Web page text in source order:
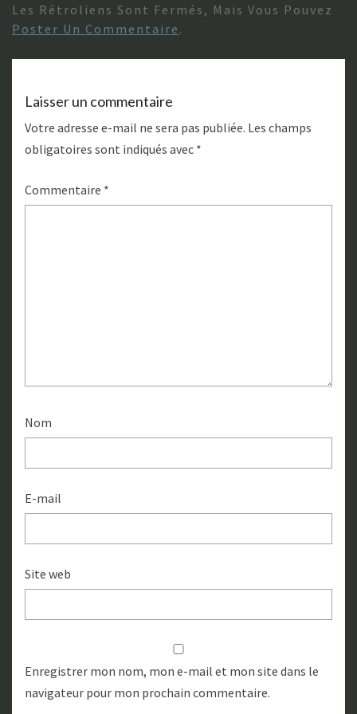
Les Rétroliens Sont Fermés, Mais Vous Pouvez
Poster Un Commentaire .
Laisser un commentaire
Votre adresse e-mail ne sera pas publiée. Les champs
obligatoires sont indiqués avec *
Commentaire *
Nom
E-mail
Site web
Enregistrer mon nom, mon e-mail et mon site dans le
navigateur pour mon prochain commentaire.